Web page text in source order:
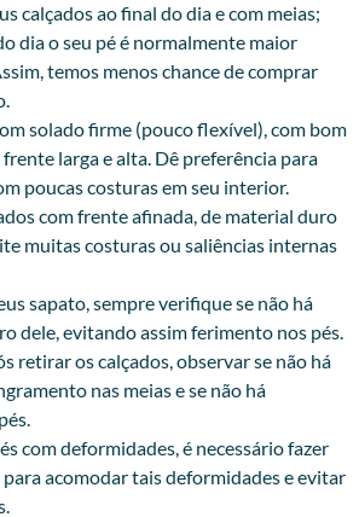
calçados ao final do dia e com meias;
dia o seu pé é normalmente maior
temos menos chance de comprar
solado firme (pouco flexível), com bom
larga e alta. Dê preferência para
poucas costuras em seu interior.
com frente afinada, de material duro
muitas costuras ou saliências internas
sapato, sempre verifique se não há
dele, evitando assim ferimento nos pés.
retirar os calçados, observar se não há
nas meias e se não há
nos pés.
com deformidades, é necessário fazer
acomodar tais deformidades e evitar